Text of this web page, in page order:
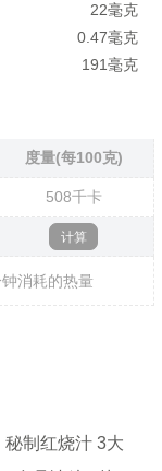
22毫克
0.47毫克
191毫克
度量(每100克)
508千卡
消耗的热量
秘制红烧汁 3大